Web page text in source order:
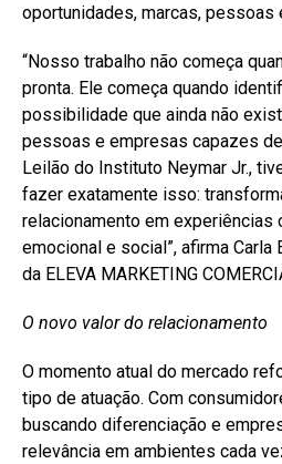
oportunidades, marcas, pessoas
“Nosso trabalho não começa
pronta. Ele começa quando
possibilidade que ainda não
pessoas e empresas capazes
Leilão do Instituto Neymar Jr.,
fazer exatamente isso:
relacionamento em experiências
emocional e social”, afirma Carla
da ELEVA MARKETING
O novo valor do relacionamento
O momento atual do mercado
tipo de atuação. Com
buscando diferenciação e
relevância em ambientes cada